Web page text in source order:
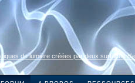
de lumière créées par deux surfaces